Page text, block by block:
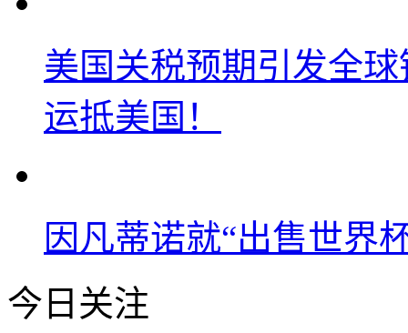
美国关税预期引发全
运抵美国！
因凡蒂诺就“出售世界
今日关注